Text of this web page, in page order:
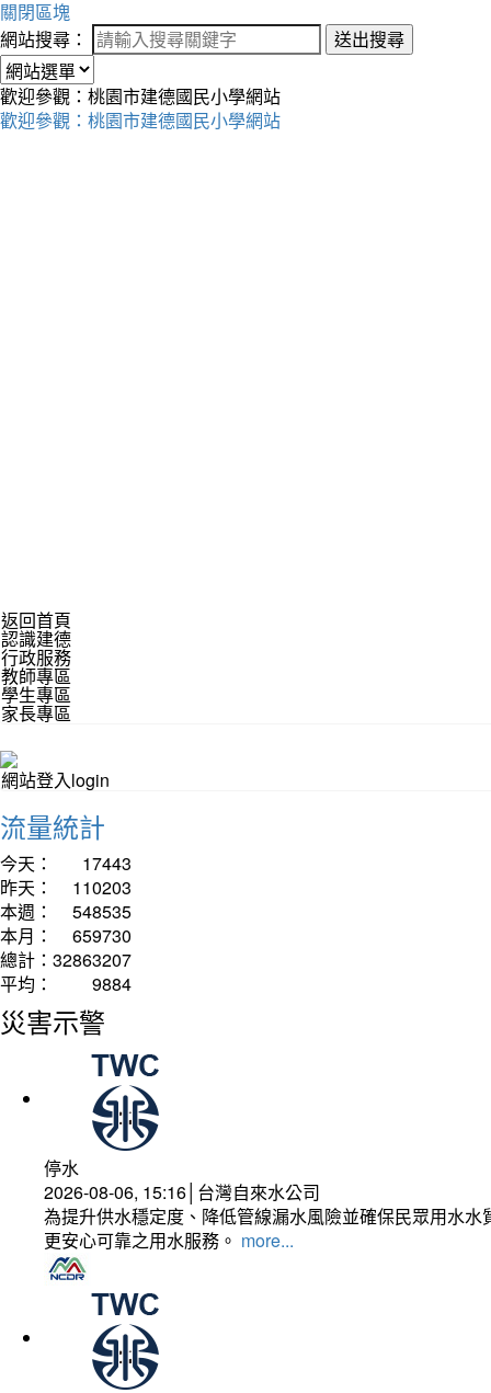
關閉區塊
網站搜尋：
送出搜尋
歡迎參觀：桃園市建德國民小學網站
歡迎參觀：桃園市建德國民小學網站
返回首頁
認識建德
行政服務
教師專區
學生專區
家長專區
網站登入login
流量統計
今天：
17443
昨天：
110203
本週：
548535
本月：
659730
總計： 32863207
平均：
9884
災害示警
停水
2026-08-06, 15:16│台灣自來水公司
為提升供水穩定度、降低管線漏水風險並確保民眾用水
更安心可靠之用水服務。 more...